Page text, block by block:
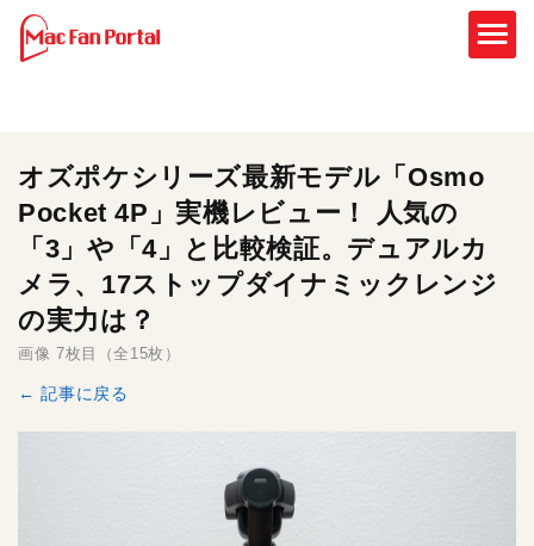
オズポケシリーズ最新モデル「Osmo
Pocket 4P」実機レビュー！ 人気の
「3」や「4」と比較検証。デュアルカ
メラ、17ストップダイナミックレンジ
の実力は？
画像 7枚目（全15枚）
← 記事に戻る